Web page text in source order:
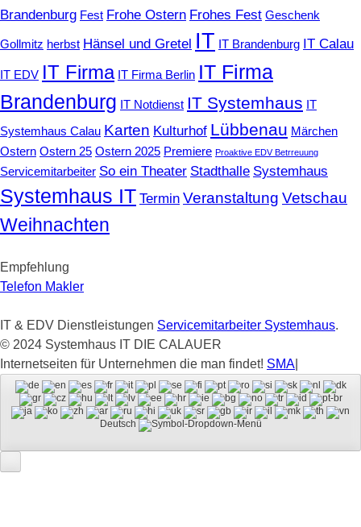
Brandenburg Fest Frohe Ostern Frohes Fest Geschenk
Gollmitz herbst Hänsel und Gretel IT IT Brandenburg IT Calau
IT EDV IT Firma IT Firma Berlin IT Firma
Brandenburg IT Notdienst IT Systemhaus IT
Systemhaus Calau Karten Kulturhof Lübbenau Märchen
Ostern Ostern 25 Ostern 2025 Premiere Proaktive EDV Betrreuung
Servicemitarbeiter So ein Theater Stadthalle Systemhaus
Systemhaus IT Termin Veranstaltung Vetschau
Weihnachten
Empfehlung
Telefon Makler
IT & EDV Dienstleistungen Servicemitarbeiter Systemhaus.
© 2024 Systemhaus IT DIE CALAUER
Internetseiten für Unternehmen die man findet! SMA
Deutsch